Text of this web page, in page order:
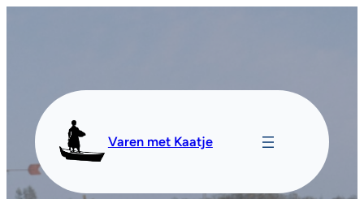
Varen met Kaatje